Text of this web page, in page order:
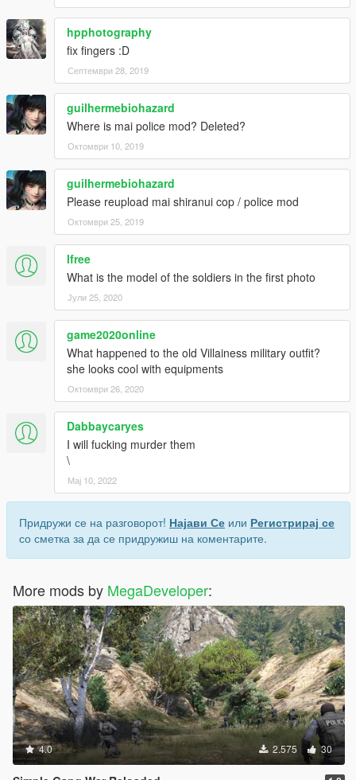
hpphotography
fix fingers :D
Септември 28, 2019
guilhermebiohazard
Where is mai police mod? Deleted?
Октомври 10, 2019
guilhermebiohazard
Please reupload mai shiranui cop / police mod
Октомври 25, 2019
lfree
What is the model of the soldiers in the first photo
Јули 25, 2020
game2020online
What happened to the old Villainess military outfit?
she looks cool with equipments
Октомври 26, 2020
Dabbaycaryes
I will fucking murder them
\
Мај 10, 2022
Придружи се на разговорот! Најави Се или Регистрирај се
со сметка за да се придружиш на коментарите.
More mods by MegaDeveloper:
4.0 2.575 30